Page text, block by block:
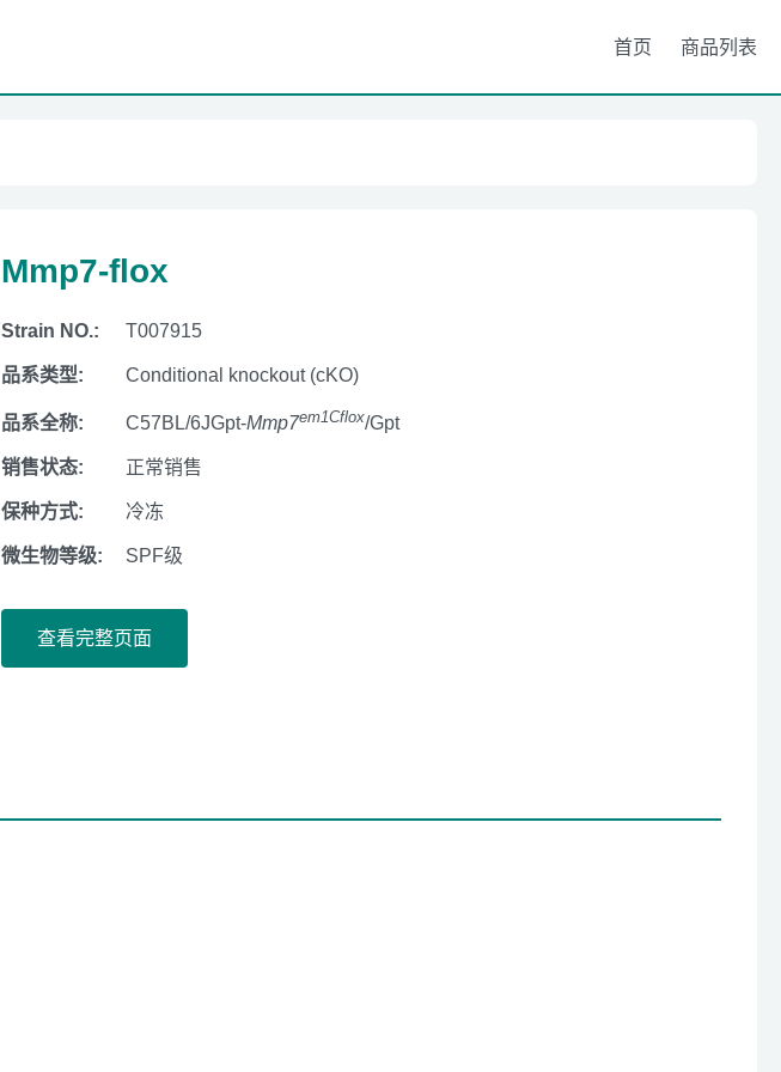
首页 商品列表
Mmp7-flox
Strain NO.: T007915
品系类型: Conditional knockout (cKO)
品系全称: C57BL/6JGpt-Mmp7em1Cflox/Gpt
销售状态: 正常销售
保种方式: 冷冻
微生物等级: SPF级
查看完整页面